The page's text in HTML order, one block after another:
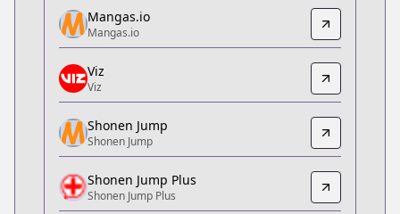
Mangas.io
Mangas.io
https://www.mangas.io/lire/bleach
Viz
Viz
https://www.viz.com/shonenjump/chapters/
Shonen Jump
Shonen Jump
https://www.shonenjump.com/j/rensai/
Shonen Jump Plus
Mangas.io
Mangas.io
Viz
Viz
Shonen Jump
Shonen Jump
Shonen Jump Plus
Shonen Jump Plus